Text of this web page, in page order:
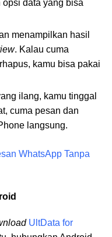
data yang bisa
menampilkan hasil
. Kalau cuma
kamu bisa pakai
ilang, kamu tinggal
cuma pesan dan
langsung.
WhatsApp Tanpa
UltData for